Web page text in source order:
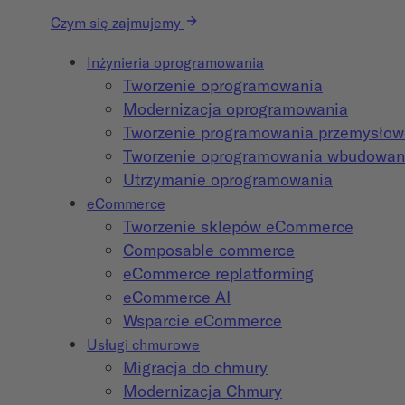
Czym się zajmujemy
Inżynieria oprogramowania
Tworzenie oprogramowania
Modernizacja oprogramowania
Tworzenie programowania
Tworzenie oprogramowania
Utrzymanie oprogramowania
eCommerce
Tworzenie sklepów eCommerce
Composable commerce
eCommerce replatforming
eCommerce AI
Wsparcie eCommerce
Usługi chmurowe
Migracja do chmury
Modernizacja Chmury